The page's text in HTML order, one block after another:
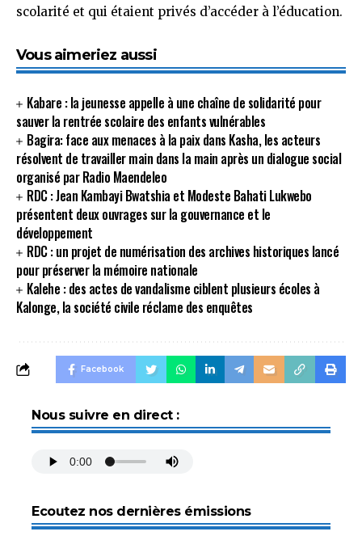
scolarité et qui étaient privés d’accéder à l’éducation.
Vous aimeriez aussi
Kabare : la jeunesse appelle à une chaîne de solidarité pour
sauver la rentrée scolaire des enfants vulnérables
Bagira: face aux menaces à la paix dans Kasha, les acteurs
résolvent de travailler main dans la main après un dialogue social
organisé par Radio Maendeleo
RDC : Jean Kambayi Bwatshia et Modeste Bahati Lukwebo
présentent deux ouvrages sur la gouvernance et le
développement
RDC : un projet de numérisation des archives historiques lancé
pour préserver la mémoire nationale
Kalehe : des actes de vandalisme ciblent plusieurs écoles à
Kalonge, la société civile réclame des enquêtes
Facebook
Nous suivre en direct :
Ecoutez nos dernières émissions